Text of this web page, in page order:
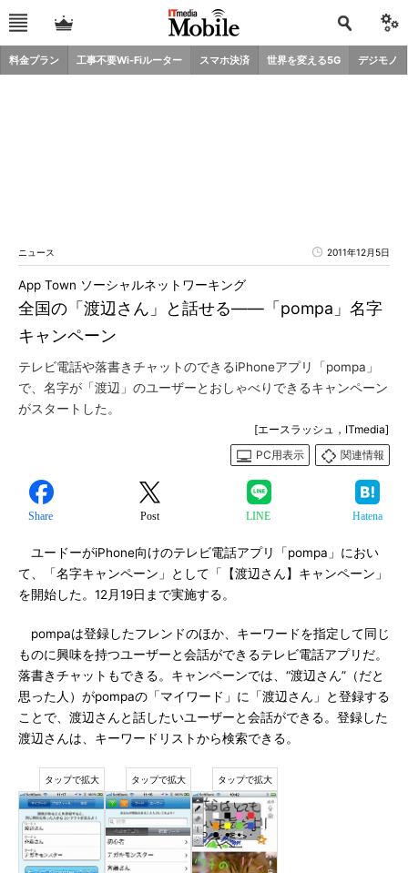
料金プラン 工事不要Wi-Fiルーター スマホ決済 世界を変える5G デジモノ
ニュース 2011年12月5日
全国の「渡辺さん」と話せる――「pompa」名字
キャンペーン
App Town ソーシャルネットワーキング
テレビ電話や落書きチャットのできるiPhoneアプリ「pompa」
で、名字が「渡辺」のユーザーとおしゃべりできるキャンペーン
がスタートした。
[エースラッシュ，ITmedia]
PC用表示
関連情報
Share Post LINE Hatena
ユードーがiPhone向けのテレビ電話アプリ「pompa」におい
て、「名字キャンペーン」として「【渡辺さん】キャンペーン」
を開始した。12月19日まで実施する。
pompaは登録したフレンドのほか、キーワードを指定して同じ
ものに興味を持つユーザーと会話ができるテレビ電話アプリだ。
落書きチャットもできる。キャンペーンでは、“渡辺さん”（だと
思った人）がpompaの「マイワード」に「渡辺さん」と登録する
ことで、渡辺さんと話したいユーザーと会話ができる。登録した
渡辺さんは、キーワードリストから検索できる。